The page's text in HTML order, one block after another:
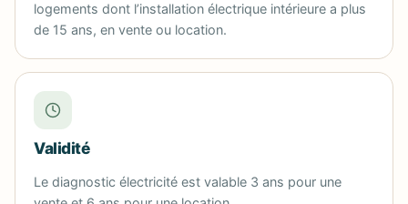
logements dont l’installation électrique intérieure a plus
de 15 ans, en vente ou location.
Validité
Le diagnostic électricité est valable 3 ans pour une